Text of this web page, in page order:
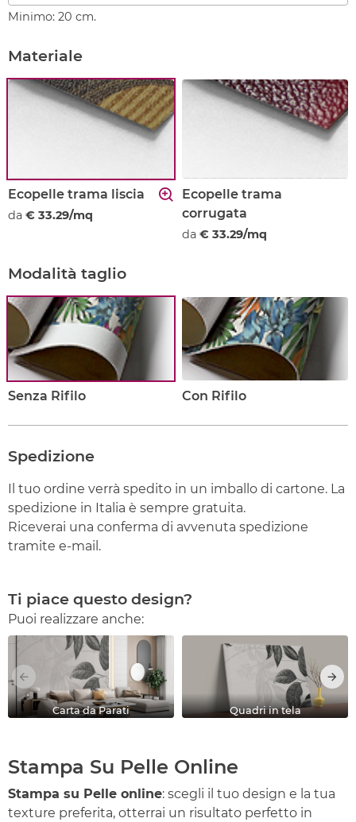
Minimo: 20 cm.
Materiale
Ecopelle trama liscia
da € 33.29/mq
Ecopelle trama
corrugata
da € 33.29/mq
Modalità taglio
Senza Rifilo Con Rifilo
Spedizione
Il tuo ordine verrà spedito in un imballo di cartone. La
spedizione in Italia è sempre gratuita.
Riceverai una conferma di avvenuta spedizione
tramite e-mail.
Ti piace questo design?
Puoi realizzare anche:
Carta da Parati Quadri in tela
Stampa Su Pelle Online
Stampa su Pelle online: scegli il tuo design e la tua
texture preferita, otterrai un risultato perfetto in